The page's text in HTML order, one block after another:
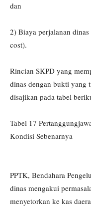
dan
2) Biaya perjalanan
cost).
Rincian SKPD yang
dinas dengan bukti yang
disajikan pada tabel
Tabel 17
Kondisi Sebenarnya
PPTK, Bendahara
dinas mengakui
menyetorkan ke kas